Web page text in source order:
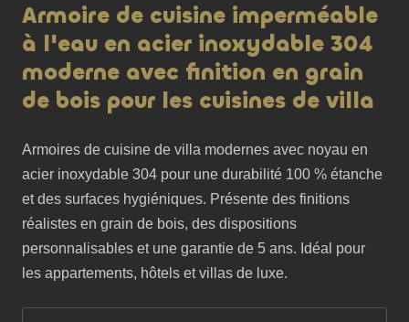
Armoire de cuisine imperméable
à l'eau en acier inoxydable 304
moderne avec finition en grain
de bois pour les cuisines de villa
Armoires de cuisine de villa modernes avec noyau en
acier inoxydable 304 pour une durabilité 100 % étanche
et des surfaces hygiéniques. Présente des finitions
réalistes en grain de bois, des dispositions
personnalisables et une garantie de 5 ans. Idéal pour
les appartements, hôtels et villas de luxe.